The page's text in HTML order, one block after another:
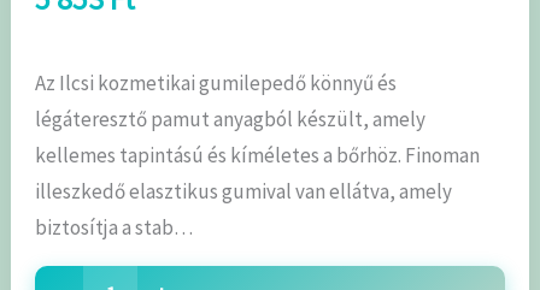
Az Ilcsi kozmetikai gumilepedő könnyű és
légáteresztő pamut anyagból készült, amely
kellemes tapintású és kíméletes a bőrhöz. Finoman
illeszkedő elasztikus gumival van ellátva, amely
biztosítja a stab…